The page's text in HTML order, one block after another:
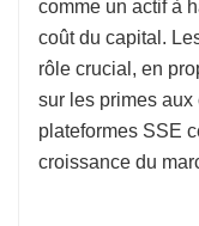
comme un actif à
coût du capital.
rôle crucial, en
sur les primes
plateformes SSE
croissance du